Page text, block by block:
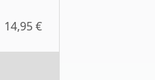
14,95 €